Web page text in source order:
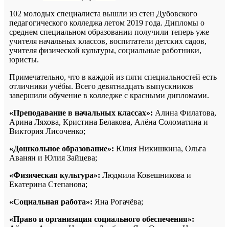
102 молодых специалиста вышли из стен Дубовского
педагогического колледжа летом 2019 года. Дипломы о
среднем специальном образовании получили теперь уже
учителя начальных классов, воспитатели детских садов,
учителя физической культуры, социальные работники,
юристы.
Примечательно, что в каждой из пяти специальностей есть
отличники учёбы. Всего девятнадцать выпускников
завершили обучение в колледже с красными дипломами.
«Преподавание в начальных классах»: Алина Филатова,
Арина Ляхова, Кристина Белакова, Алёна Соломатина и
Виктория Лисоченко;
«Дошкольное образование»: Юлия Никишкина, Ольга
Аванян и Юлия Зайцева;
«Физическая культура»: Людмила Ковешникова и
Екатерина Степанова;
«Социальная работа»: Яна Рогачёва;
«Право и организация социального обеспечения»: